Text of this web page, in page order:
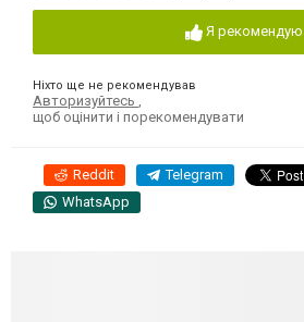
Я рекомендую
Ніхто ще не рекомендував
Авторизуйтесь ,
щоб оцінити і порекомендувати
Reddit Telegram
WhatsApp